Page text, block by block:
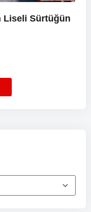
Liseli Sürtüğün